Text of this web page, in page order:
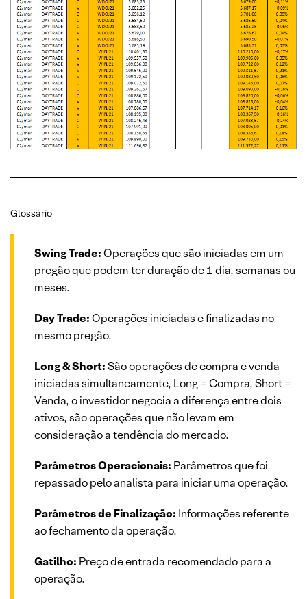
Glossário
Swing Trade:Operações que são iniciadas em um
pregão que podem ter duração de 1 dia, semanas ou
meses.
Day Trade:Operações iniciadas e finalizadas no
mesmo pregão.
Long & Short:São operações de compra e venda
iniciadas simultaneamente, Long = Compra, Short =
Venda, o investidor negocia a diferença entre dois
ativos, são operações que não levam em
consideração a tendência do mercado.
Parâmetros Operacionais: Parâmetros que foi
repassado pelo analista para iniciar uma operação.
Parâmetros de Finalização: Informações referente
ao fechamento da operação.
Gatilho: Preço de entrada recomendado para a
operação.